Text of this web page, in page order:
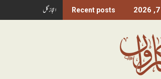
Recent posts اعجاز گل